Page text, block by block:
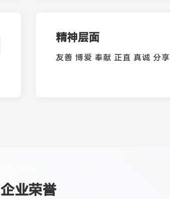
精神层面
友善 博爱 奉献 正直 真诚 分享
企业荣誉